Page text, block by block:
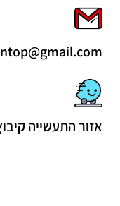
אזור התעשייה